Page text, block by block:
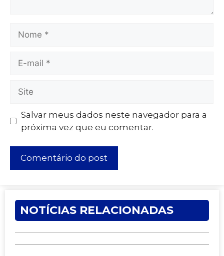
Salvar meus dados neste navegador para a
próxima vez que eu comentar.
NOTÍCIAS RELACIONADAS